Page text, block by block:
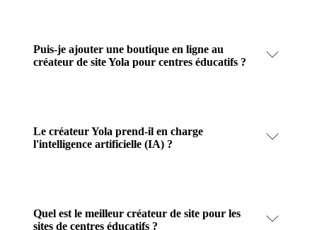
Puis-je ajouter une boutique en ligne au
créateur de site Yola pour centres éducatifs ?
Le créateur Yola prend-il en charge
l'intelligence artificielle (IA) ?
Quel est le meilleur créateur de site pour les
sites de centres éducatifs ?